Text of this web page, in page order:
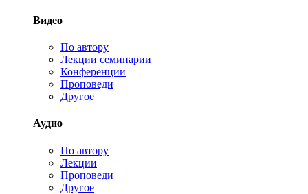
Видео
По автору
Лекции семинарии
Конференции
Проповеди
Другое
Аудио
По автору
Лекции
Проповеди
Другое